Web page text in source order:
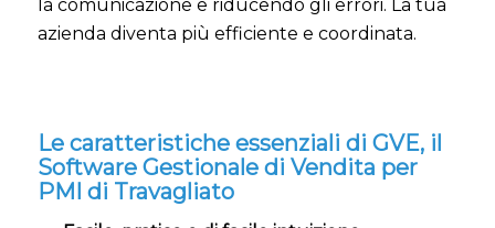
la comunicazione e riducendo gli errori. La tua
azienda diventa più efficiente e coordinata.
Le caratteristiche essenziali di GVE, il
Software Gestionale di Vendita per
PMI di Travagliato